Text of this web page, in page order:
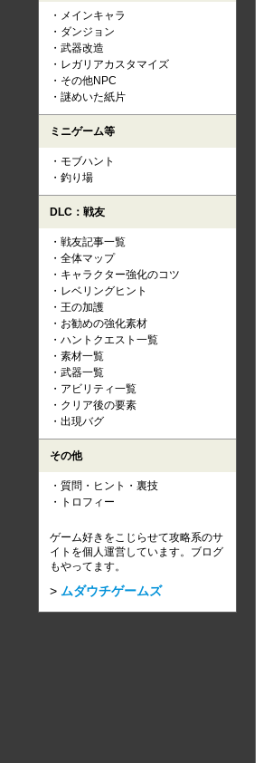
メインキャラ
ダンジョン
武器改造
レガリアカスタマイズ
その他NPC
謎めいた紙片
ミニゲーム等
モブハント
釣り場
DLC：戦友
戦友記事一覧
全体マップ
キャラクター強化のコツ
レベリングヒント
王の加護
お勧めの強化素材
ハントクエスト一覧
素材一覧
武器一覧
アビリティ一覧
クリア後の要素
出現バグ
その他
質問・ヒント・裏技
トロフィー
ゲーム好きをこじらせて攻略系のサ
イトを個人運営しています。ブログ
もやってます。
ムダウチゲームズ